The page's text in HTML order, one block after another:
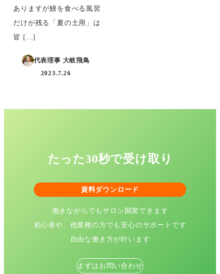
ありますが鰻を食べる風習
だけが残る「夏の土用」は
皆 […]
代表理事 大岐飛鳥
2023.7.26
たった30秒で受け取り
資料ダウンロード
働きながらでもサロン開業できます
初心者や、他業種の方でも安心のサポートです
自由な働き方が叶います
まずはお問い合わせ